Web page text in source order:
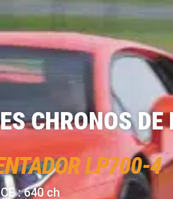
CHRONOS DE
LP700-4
: 640 ch